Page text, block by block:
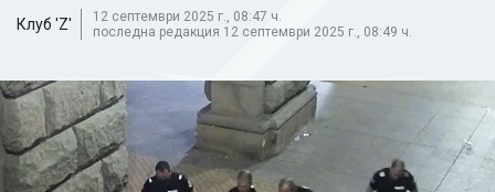
Клуб 'Z'
12 септември 2025 г., 08:47 ч.
последна редакция 12 септември 2025 г., 08:49 ч.